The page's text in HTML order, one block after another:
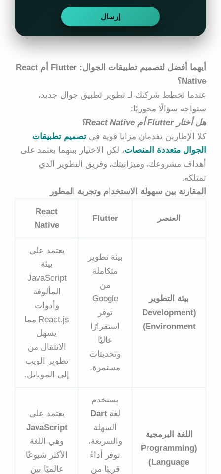
أيهما أفضل لتصميم تطبيقات الجوال: Flutter أم React
Native؟
عندما تخطط شركتك لـ تطوير تطبيق جوال جديد،
ستواجه سؤالًا محوريًا:
هل أختار Flutter أم React Native؟
كلا الإطارين يقدمان مزايا قوية في تصميم تطبيقات
الجوال متعددة المنصات، لكن الاختيار بينهما يعتمد على
أهداف مشروعك، وميزانيتك، وفريق التطوير الذي
تمتلكه.
المقارنة بين سهولة الاستخدام وتجربة المطور
العنصر Flutter
React
Native
بيئة التطوير
(Development
Environment)
بيئة تطوير
متكاملة
من
Google
توفر
استقرارًا
عاليًا
وتحديثات
مستمرة.
يعتمد على
بيئة
JavaScript
المألوفة
وأدوات
React.js مما
يسهل
الانتقال من
تطوير الويب
إلى الموبايل.
اللغة البرمجية
(Programming
Language)
يستخدم
لغةDart
السهلة
والسريعة،
توفر أداءً
قريبًا من
يعتمد على
JavaScript
وهي اللغة
الأكثر شيوعًا
عالميًا بين